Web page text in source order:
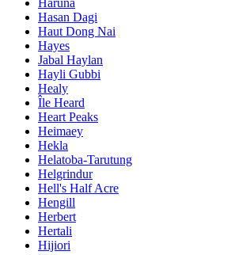
Hasan Dagi
Haut Dong Nai
Hayes
Jabal Haylan
Hayli Gubbi
Healy
Île Heard
Heart Peaks
Heimaey
Hekla
Helatoba-Tarutung
Helgrindur
Hell's Half Acre
Hengill
Herbert
Hertali
Hijiori